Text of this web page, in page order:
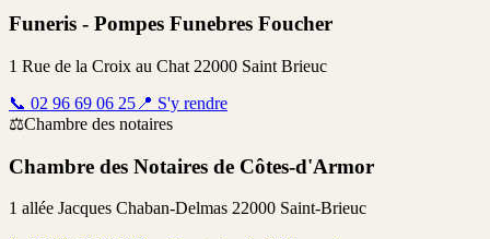
Funeris - Pompes Funebres Foucher
1 Rue de la Croix au Chat 22000 Saint Brieuc
📞 02 96 69 06 25 📍 S'y rendre
⚖️Chambre des notaires
Chambre des Notaires de Côtes-d'Armor
1 allée Jacques Chaban-Delmas 22000 Saint-Brieuc